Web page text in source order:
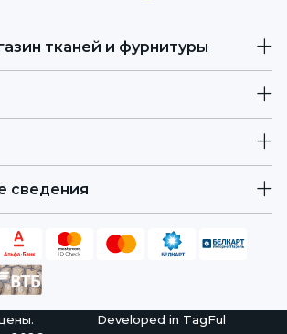
тканей и фурнитуры
сведения
Developed in TagFul